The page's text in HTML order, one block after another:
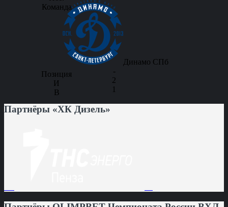
Динамо СПб
-
2
1
Партнёры «ХК Дизель»